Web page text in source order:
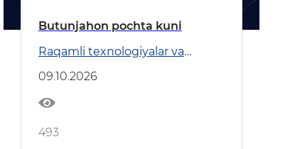
Butunjahon pochta kuni
Raqamli texnologiyalar va
09.10.2026
493